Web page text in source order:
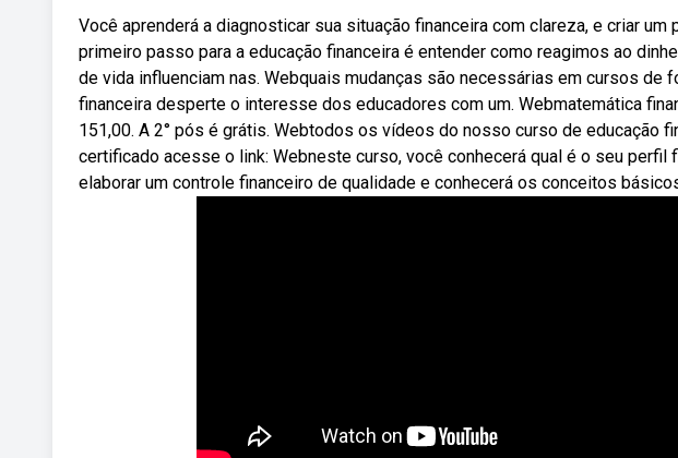
Você aprenderá a diagnosticar sua situação financeira com clareza, e criar um
primeiro passo para a educação financeira é entender como reagimos ao
de vida influenciam nas. Webquais mudanças são necessárias em cursos de
financeira desperte o interesse dos educadores com um. Webmatemática
151,00. A 2° pós é grátis. Webtodos os vídeos do nosso curso de educação
certificado acesse o link: Webneste curso, você conhecerá qual é o seu perfil
elaborar um controle financeiro de qualidade e conhecerá os conceitos